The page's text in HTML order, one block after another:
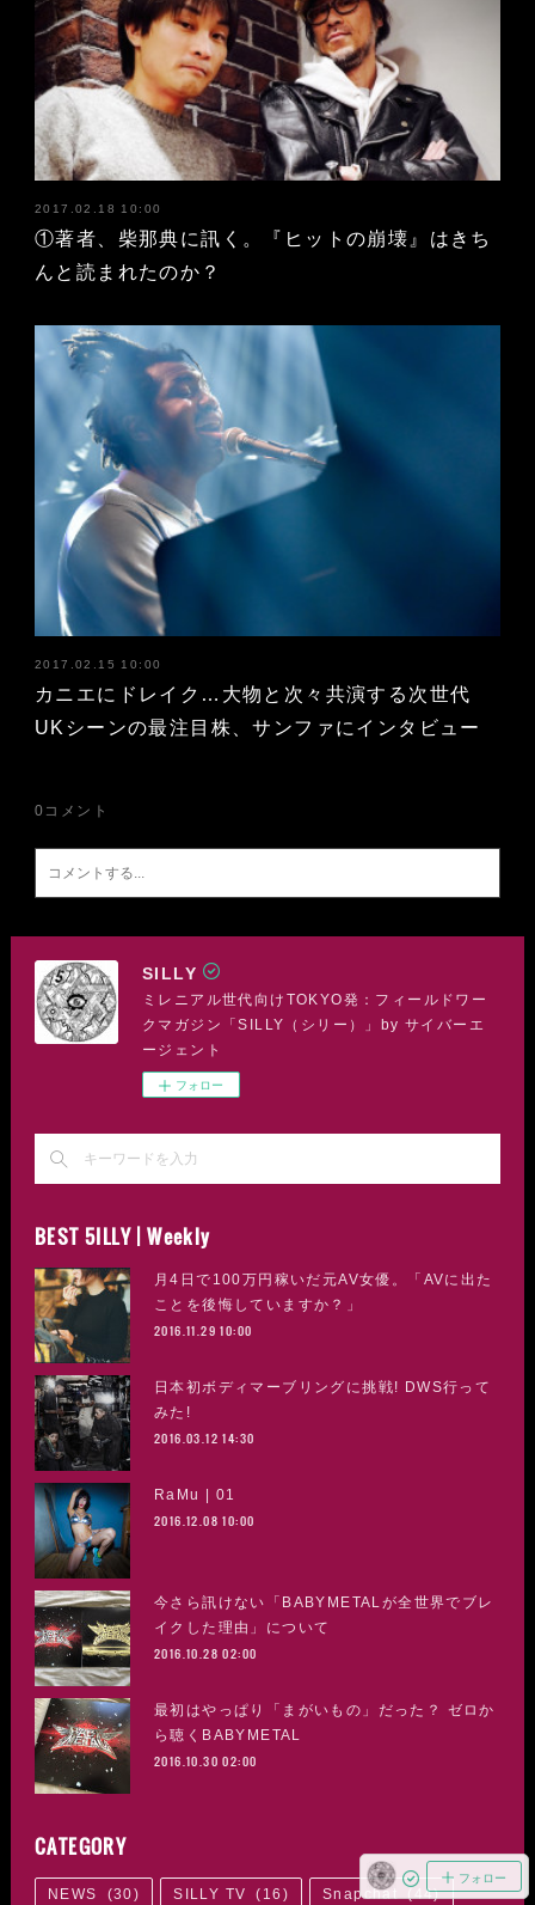
2017.02.18 10:00
①著者、柴那典に訊く。『ヒットの崩壊』はきち
んと読まれたのか？
2017.02.15 10:00
カニエにドレイク…大物と次々共演する次世代
UKシーンの最注目株、サンファにインタビュー
0 コメント
SILLY
ミレニアル世代向けTOKYO発：フィールドワー
クマガジン「SILLY（シリー）」by サイバーエ
ージェント
フォロー
BEST 5ILLY | Weekly
月4日で100万円稼いだ元AV女優。「AVに出た
ことを後悔していますか？」
2016.11.29 10:00
日本初ボディマーブリングに挑戦! DWS行って
みた!
2016.03.12 14:30
RaMu | 01
2016.12.08 10:00
今さら訊けない「BABYMETALが全世界でブレ
イクした理由」について
2016.10.28 02:00
最初はやっぱり「まがいもの」だった？ ゼロか
ら聴くBABYMETAL
2016.10.30 02:00
CATEGORY
NEWS (30) SILLY TV ( 16 ) Snapchat 44)
フォロー